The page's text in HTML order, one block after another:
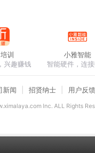
训
兴趣赚钱
小雅智能
智能硬件，连
新闻 招贤纳士 用户反馈
lnc. ALL Rights